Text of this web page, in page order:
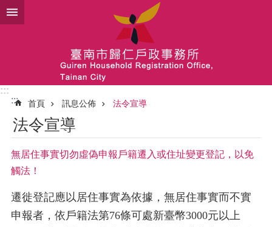
跳到主要內容區塊
:::
:::
首頁 訊息公佈 法令宣導
法令宣導
無居住事實切勿虛偽申報戶籍遷入或住址變更登記，以免
觸法！
遷徙登記應以居住事實為依據，無居住事實而不實
申報者，依戶籍法第76條可處新臺幣3000元以上